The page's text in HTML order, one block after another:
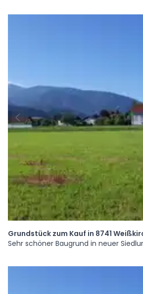
Grundstück zum Kauf in 8741
Sehr schöner Baugrund in neuer